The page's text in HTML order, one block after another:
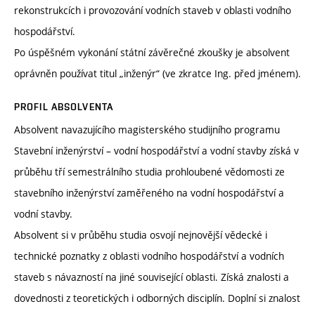
rekonstrukcích i provozování vodních staveb v oblasti vodního
hospodářství.
Po úspěšném vykonání státní závěrečné zkoušky je absolvent
oprávněn používat titul „inženýr“ (ve zkratce Ing. před jménem).
PROFIL ABSOLVENTA
Absolvent navazujícího magisterského studijního programu
Stavební inženýrství – vodní hospodářství a vodní stavby získá v
průběhu tří semestrálního studia prohloubené vědomosti ze
stavebního inženýrství zaměřeného na vodní hospodářství a
vodní stavby.
Absolvent si v průběhu studia osvojí nejnovější vědecké i
technické poznatky z oblasti vodního hospodářství a vodních
staveb s návazností na jiné související oblasti. Získá znalosti a
dovednosti z teoretických i odborných disciplín. Doplní si znalost